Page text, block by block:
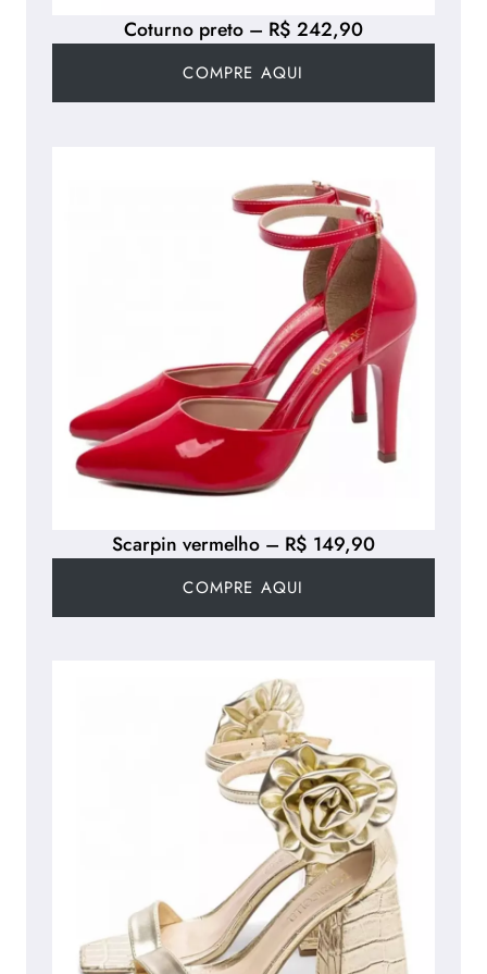
Coturno preto – R$ 242,90
COMPRE AQUI
Scarpin vermelho – R$ 149,90
COMPRE AQUI